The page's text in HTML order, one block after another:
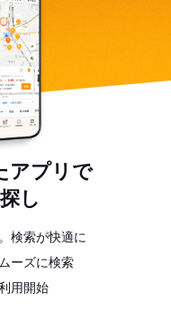
アプリで
し
検索が快適に
ーズに検索
用開始